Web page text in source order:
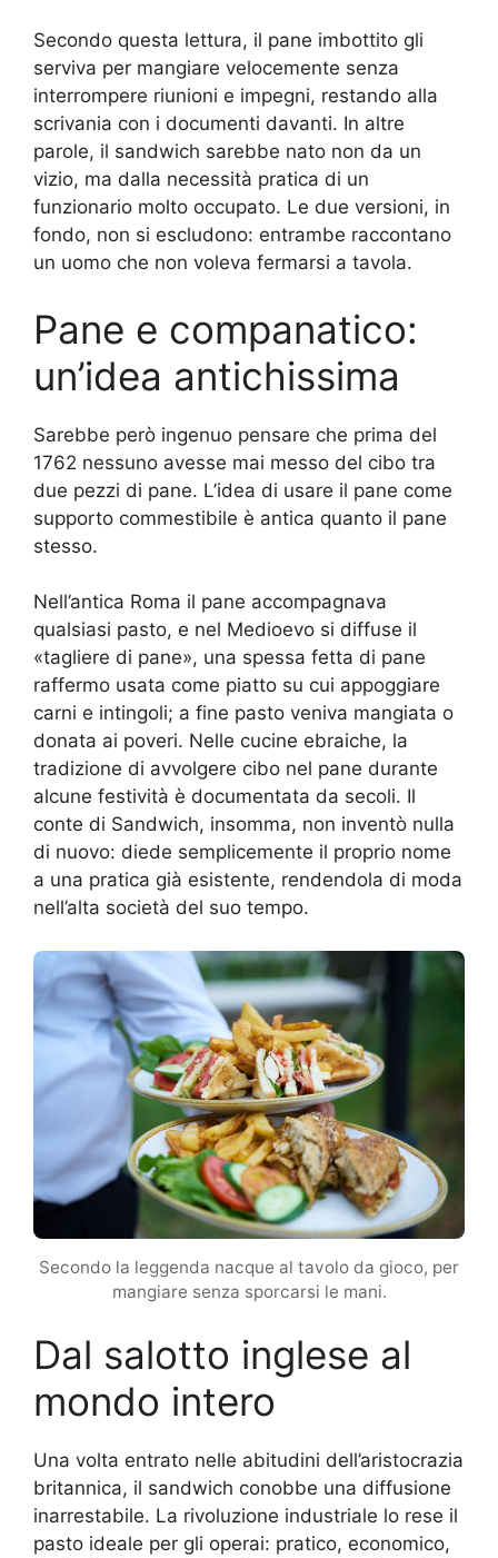
Secondo questa lettura, il pane imbottito gli
serviva per mangiare velocemente senza
interrompere riunioni e impegni, restando alla
scrivania con i documenti davanti. In altre
parole, il sandwich sarebbe nato non da un
vizio, ma dalla necessità pratica di un
funzionario molto occupato. Le due versioni, in
fondo, non si escludono: entrambe raccontano
un uomo che non voleva fermarsi a tavola.
Pane e companatico:
un’idea antichissima
Sarebbe però ingenuo pensare che prima del
1762 nessuno avesse mai messo del cibo tra
due pezzi di pane. L’idea di usare il pane come
supporto commestibile è antica quanto il pane
stesso.
Nell’antica Roma il pane accompagnava
qualsiasi pasto, e nel Medioevo si diffuse il
«tagliere di pane», una spessa fetta di pane
raffermo usata come piatto su cui appoggiare
carni e intingoli; a fine pasto veniva mangiata o
donata ai poveri. Nelle cucine ebraiche, la
tradizione di avvolgere cibo nel pane durante
alcune festività è documentata da secoli. Il
conte di Sandwich, insomma, non inventò nulla
di nuovo: diede semplicemente il proprio nome
a una pratica già esistente, rendendola di moda
nell’alta società del suo tempo.
Secondo la leggenda nacque al tavolo da gioco, per
mangiare senza sporcarsi le mani.
Dal salotto inglese al
mondo intero
Una volta entrato nelle abitudini dell’aristocrazia
britannica, il sandwich conobbe una diffusione
inarrestabile. La rivoluzione industriale lo rese il
pasto ideale per gli operai: pratico, economico,